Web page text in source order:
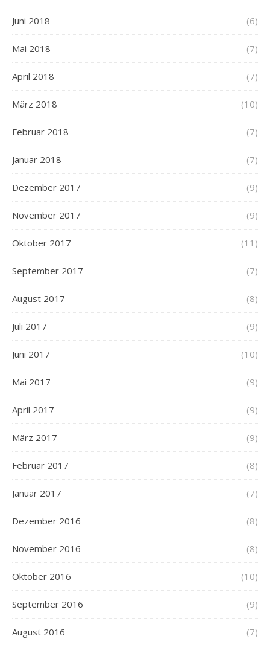
Juni 2018 (6)
Mai 2018 (7)
April 2018 (7)
März 2018 (10)
Februar 2018 (7)
Januar 2018 (7)
Dezember 2017 (9)
November 2017 (9)
Oktober 2017 (11)
September 2017 (7)
August 2017 (8)
Juli 2017 (9)
Juni 2017 (10)
Mai 2017 (9)
April 2017 (9)
März 2017 (9)
Februar 2017 (8)
Januar 2017 (7)
Dezember 2016 (8)
November 2016 (8)
Oktober 2016 (10)
September 2016 (9)
August 2016 (7)